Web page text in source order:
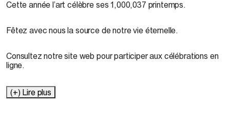
Cette année l’art célèbre ses 1,000,037 printemps.
Fêtez avec nous la source de notre vie éternelle.
Consultez notre site web pour participer aux célébrations en
ligne.
(+) Lire plus